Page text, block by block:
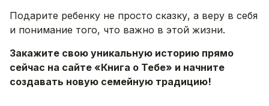
Подарите ребенку не просто сказку, а веру в себя
и понимание того, что важно в этой жизни.
Закажите свою уникальную историю прямо
сейчас на сайте «Книга о Тебе» и начните
создавать новую семейную традицию!